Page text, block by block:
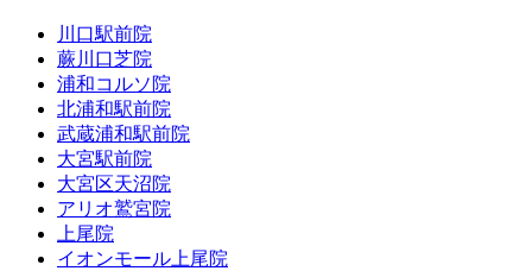
川口駅前院
蕨川口芝院
浦和コルソ院
北浦和駅前院
武蔵浦和駅前院
大宮駅前院
大宮区天沼院
アリオ鷲宮院
上尾院
イオンモール上尾院